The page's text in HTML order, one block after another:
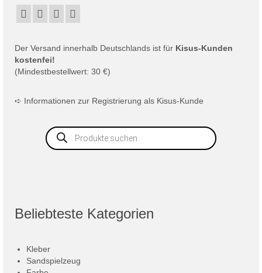
Der Versand innerhalb Deutschlands ist für Kisus-Kunden
kostenfei!
(Mindestbestellwert: 30 €)
➪ Informationen zur Registrierung als Kisus-Kunde
Products
search
Beliebteste Kategorien
Kleber
Sandspielzeug